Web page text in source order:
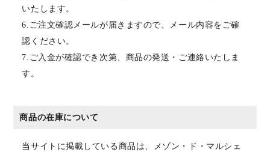
いたします。
6.ご注文確認メールが届きますので、メール内容をご確
認ください。
7.ご入金が確認でき次第、商品の発送・ご連絡いたしま
す。
商品の在庫について
当サイトに掲載している商品は、メゾン・ド・マルシェ